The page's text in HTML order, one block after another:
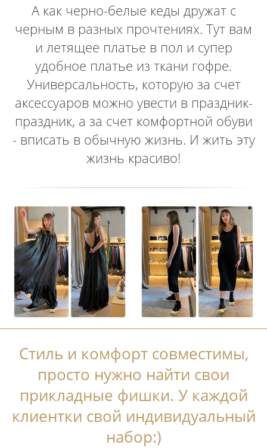
А как черно-белые кеды дружат с
черным в разных прочтениях. Тут вам
и летящее платье в пол и супер
удобное платье из ткани гофре.
Универсальность, которую за счет
аксессуаров можно увести в праздник-
праздник, а за счет комфортной обуви
- вписать в обычную жизнь. И жить эту
жизнь красиво!
Стиль и комфорт совместимы,
просто нужно найти свои
прикладные фишки. У каждой
клиентки свой индивидуальный
набор:)